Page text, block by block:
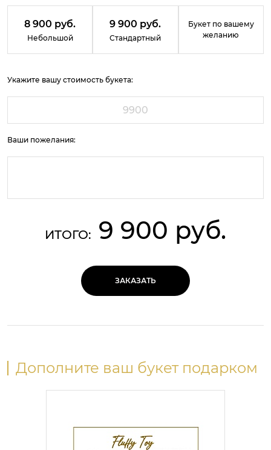
8 900 руб.
Небольшой
9 900 руб.
Стандартный
Букет по вашему
желанию
Укажите вашу стоимость букета:
Ваши пожелания:
ИТОГО: 9 900 руб.
ЗАКАЗАТЬ
Дополните ваш букет подарком